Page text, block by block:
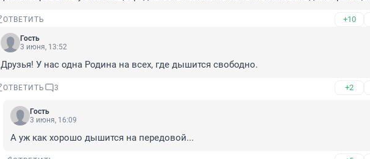
ОТВЕТИТЬ +10
Гость
3 июня, 13:52
Друзья! У нас одна Родина на всех, где дышится свободно.
ОТВЕТИТЬ 3 +2
Гость
3 июня, 16:09
А уж как хорошо дышится на передовой...